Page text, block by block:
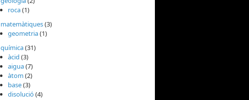
roca(1)
matemàtiques(3)
geometria(1)
química(31)
àcid (3)
aigua(7)
àtom (2)
base(3)
disolució(4)